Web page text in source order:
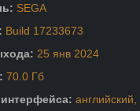
SEGA
Build 17233673
25 янв 2024
70.0 Гб
английский